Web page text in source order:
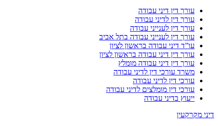
עורך דין דיני עבודה
עורך דין לדיני עבודה
עורך דין לענייני עבודה
עורך דין לענייני עבודה בתל אביב
עו”ד דיני עבודה בראשון לציון
עורך דין דיני עבודה בראשון לציון
עורך דין דיני עבודה מומלץ
משרד עורכי דין לדיני עבודה
עורכי דין לדיני עבודה
עורכי דין מומלצים לדיני עבודה
ייעוץ בדיני עבודה
דיני מקרקעין